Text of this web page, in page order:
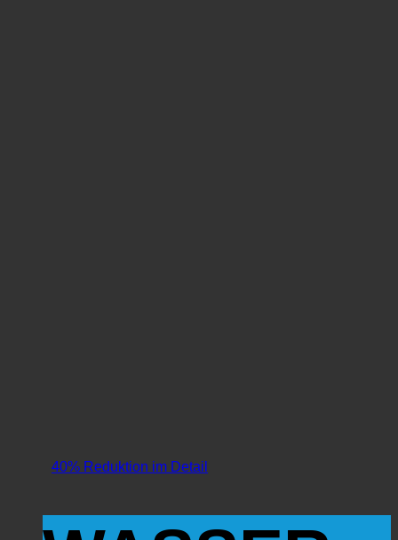
40% Reduktion im Detail